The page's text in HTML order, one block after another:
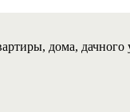
дома, дачного